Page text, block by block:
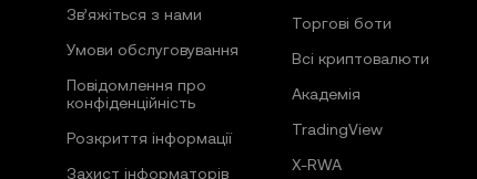
Зв’яжіться з нами
Умови обслуговування
Повідомлення про
конфіденційність
Розкриття інформації
Захист інформаторів
Торгові боти
Всі криптовалюти
Академія
TradingView
X-RWA